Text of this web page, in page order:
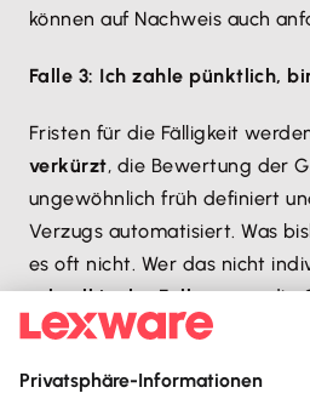
können auf Nachweis auch
Falle 3: Ich zahle pünktlich,
Fristen für die Fälligkeit
verkürzt, die Bewertung der
ungewöhnlich früh definiert
Verzugs automatisiert. Was
es oft nicht. Wer das nicht
schnell in der Falle, wenn die
gesetzlichen Möglichkeiten